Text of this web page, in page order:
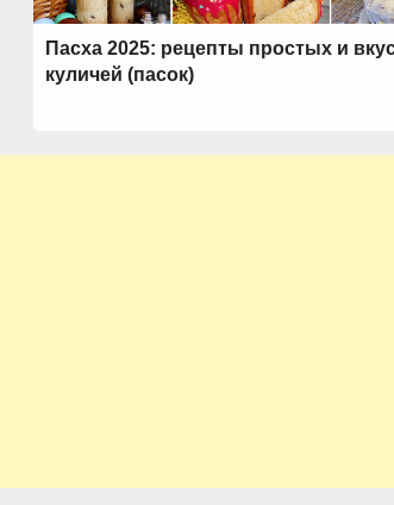
Пасха 2025: рецепты простых и
куличей (пасок)